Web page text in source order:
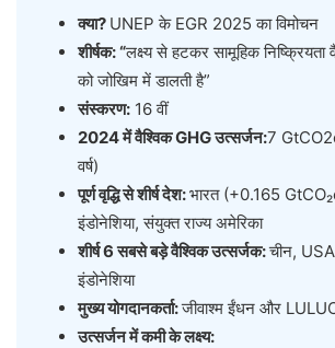
क्या? UNEP के EGR 2025 का विमोचन
शीर्षक: “लक्ष्य से हटकर सामूहिक निष्क्रियता
को जोखिम में डालती है”
संस्करण: 16 वीं
2024 में वैश्विक GHG उत्सर्जन:7
वर्ष)
पूर्ण वृद्धि से शीर्ष देश:भारत (+0.165
इंडोनेशिया, संयुक्त राज्य अमेरिका
शीर्ष 6 सबसे बड़े वैश्विक उत्सर्जक:चीन,
इंडोनेशिया
मुख्य योगदानकर्ता:जीवाश्म ईंधन और
उत्सर्जन में कमी के लक्ष्य: